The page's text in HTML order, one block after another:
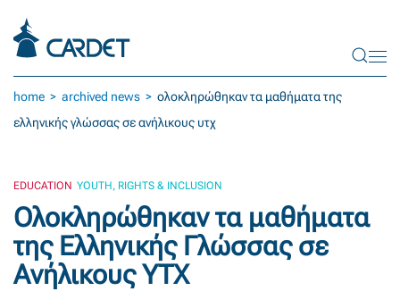
Skip to main content
home archived news
ολοκληρώθηκαν τα μαθήματα της
ελληνικής γλώσσας σε ανήλικους υτχ
EDUCATION YOUTH, RIGHTS & INCLUSION
Ολοκληρώθηκαν τα μαθήματα
της Ελληνικής Γλώσσας σε
Ανήλικους ΥΤΧ